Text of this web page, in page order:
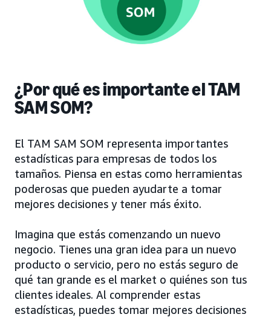
¿Por qué es importante el TAM
SAM SOM?
El TAM SAM SOM representa importantes
estadísticas para empresas de todos los
tamaños. Piensa en estas como herramientas
poderosas que pueden ayudarte a tomar
mejores decisiones y tener más éxito.
Imagina que estás comenzando un nuevo
negocio. Tienes una gran idea para un nuevo
producto o servicio, pero no estás seguro de
qué tan grande es el market o quiénes son tus
clientes ideales. Al comprender estas
estadísticas, puedes tomar mejores decisiones